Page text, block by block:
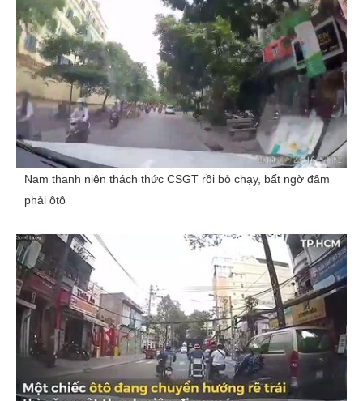
Nam thanh niên thách thức CSGT rồi bỏ chạy, bất ngờ đâm
phải ôtô